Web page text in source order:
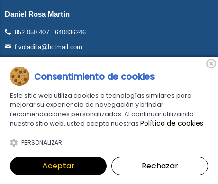
Daniel Rosa Martín
952 050 407---640836246
f.voladilla@hotmail.com
Comercio desarrollado conLinkasoft LeKommerce
Consentimiento de cookies
Este sitio web utiliza cookies o tecnologías similares para
mejorar su experiencia de navegación y brindar
recomendaciones personalizadas. Al continuar utilizando
nuestro sitio web, usted acepta nuestras Política de cookies
PERSONALIZAR
Aceptar Rechazar